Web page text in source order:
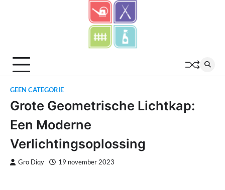
GEEN CATEGORIE
Grote Geometrische Lichtkap:
Een Moderne
Verlichtingsoplossing
Gro Diqy 19 november 2023